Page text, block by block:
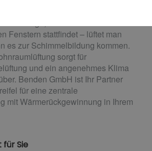
Fenstern stattfindet – lüftet man
es zur Schimmelbildung kommen.
sorgt für
und ein angenehmes Klima
Benden GmbH ist Ihr Partner
für eine zentrale
mit Wärmerückgewinnung in Ihrem
für Sie